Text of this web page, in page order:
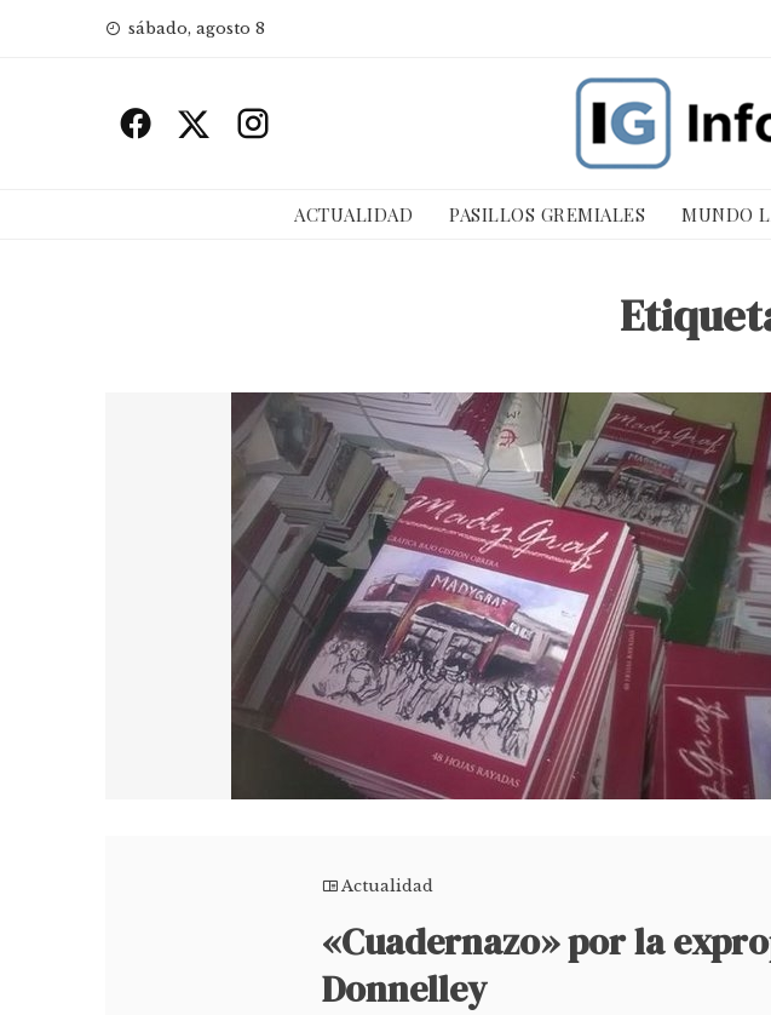
sábado, agosto 8
ACTUALIDAD PASILLOS GREMIALES MUNDO
Actualidad
«Cuadernazo» por la
Donnelley